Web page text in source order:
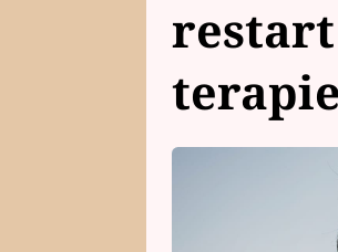
restart
terapie